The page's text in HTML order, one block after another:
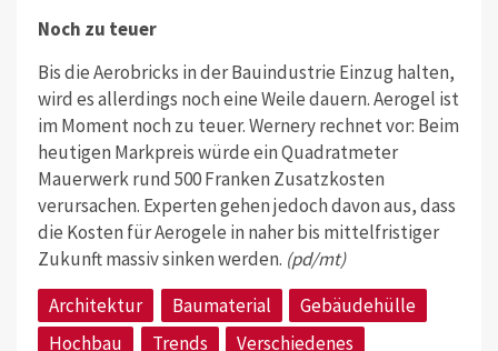
Noch zu teuer
Bis die Aerobricks in der Bauindustrie Einzug halten,
wird es allerdings noch eine Weile dauern. Aerogel ist
im Moment noch zu teuer. Wernery rechnet vor: Beim
heutigen Markpreis würde ein Quadratmeter
Mauerwerk rund 500 Franken Zusatzkosten
verursachen. Experten gehen jedoch davon aus, dass
die Kosten für Aerogele in naher bis mittelfristiger
Zukunft massiv sinken werden. (pd/mt)
Architektur
Baumaterial
Gebäudehülle
Hochbau
Trends Verschiedenes